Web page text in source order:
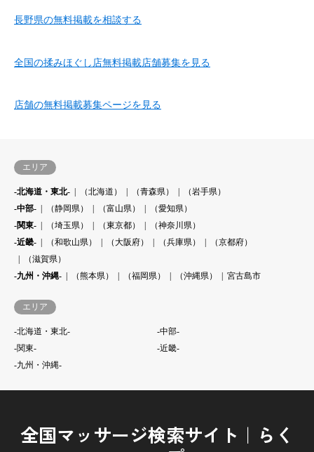
長野県の無料掲載を相談する
全国の揉みほぐし店無料掲載店舗募集を見る
店舗の無料掲載募集ページを見る
エリア
-北海道・東北- （北海道） （青森県）
（岩手県）
-中部-
（静岡県） （富山県）
（愛知県）
-関東-
（埼玉県） （東京都）
（神奈川県）
-近畿-
（和歌山県） （大阪府） （兵庫県）
（京都府）
（滋賀県）
-九州・沖縄-
（熊本県） （福岡県） （沖縄県） 宮古島市
エリア
-北海道・東北-
-中部-
-関東-
-近畿-
-九州・沖縄-
全国マッサージ検索サイト｜らく